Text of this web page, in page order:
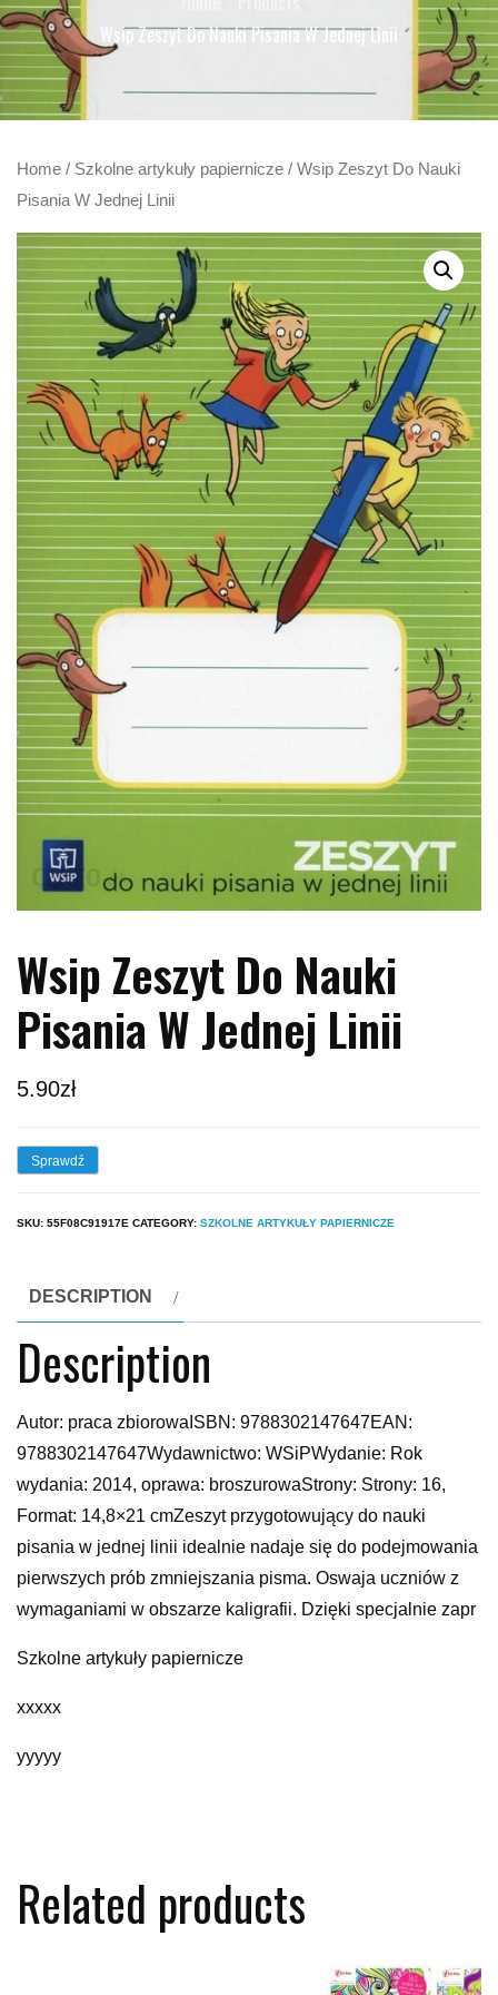
Wsip Zeszyt Do Nauki Pisania W Jednej Linii
Home / Szkolne artykuły papiernicze / Wsip Zeszyt Do Nauki
Pisania W Jednej Linii
Wsip Zeszyt Do Nauki
Pisania W Jednej Linii
5.90zł
Sprawdź
SKU: 55F08C91917E CATEGORY: SZKOLNE ARTYKUŁY PAPIERNICZE
DESCRIPTION
Description
Autor: praca zbiorowaISBN: 9788302147647EAN:
9788302147647Wydawnictwo: WSiPWydanie: Rok
wydania: 2014, oprawa: broszurowaStrony: Strony: 16,
Format: 14,8×21 cmZeszyt przygotowujący do nauki
pisania w jednej linii idealnie nadaje się do podejmowania
pierwszych prób zmniejszania pisma. Oswaja uczniów z
wymaganiami w obszarze kaligrafii. Dzięki specjalnie zapr
Szkolne artykuły papiernicze
xxxxx
yyyyy
Related products